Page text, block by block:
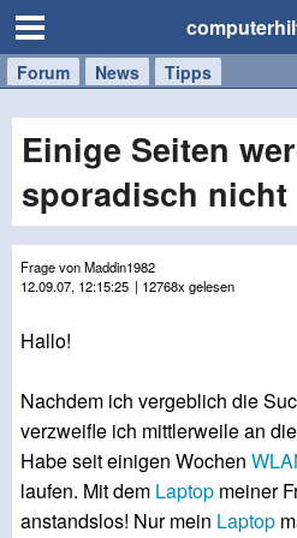
Forum News Tipps
Handy
Tablet
Windows
Mac
Einige Seiten
sporadisch nicht
Frage von Maddin1982
12.09.07, 12:15:25 | 12768x gelesen
Hallo!
Nachdem ich vergeblich die
verzweifle ich mittlerweile an
Habe seit einigen Wochen
laufen. Mit dem Laptop meiner
anstandslos! Nur mein Laptop